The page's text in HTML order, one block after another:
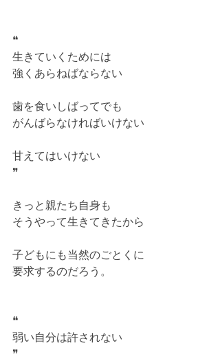
❝
生きていくためには
強くあらねばならない
歯を食いしばってでも
がんばらなければいけない
甘えてはいけない
❞
きっと親たち自身も
そうやって生きてきたから
子どもにも当然のごとくに
要求するのだろう。
❝
弱い自分は許されない
❞